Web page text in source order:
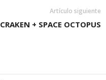
Artículo siguiente
CRAKEN + SPACE OCTOPUS